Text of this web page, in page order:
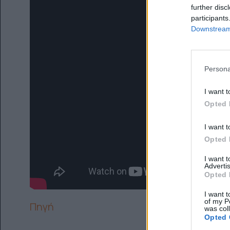
further
I want
Opted
I want
Opted
I want
Opted
I want
of my
was
Opted
Πηγή